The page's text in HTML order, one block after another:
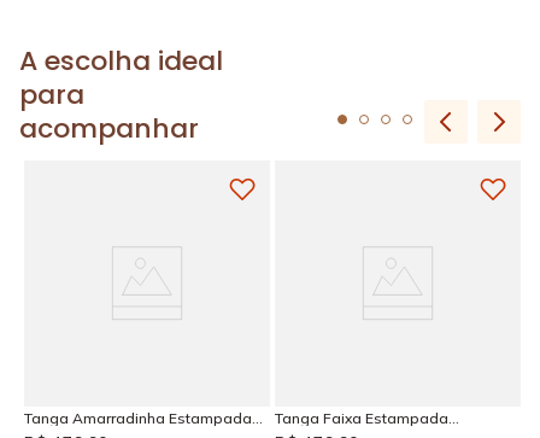
A escolha ideal
para
acompanhar
Tanga Amarradinha Estampada
Diamantina
Tanga Faixa Estampada
Diamantina